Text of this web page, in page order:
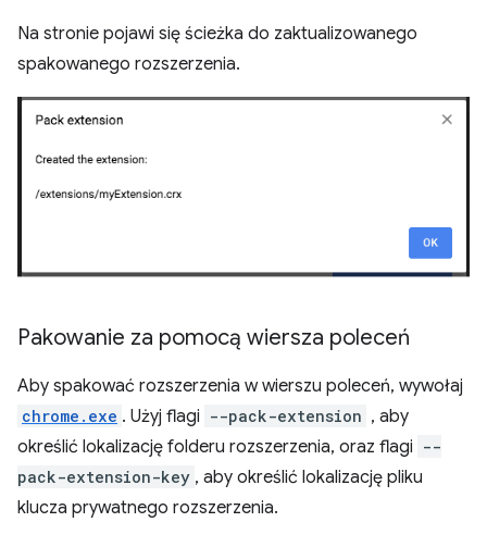
Na stronie pojawi się ścieżka do zaktualizowanego
spakowanego rozszerzenia.
Pakowanie za pomocą wiersza poleceń
Aby spakować rozszerzenia w wierszu poleceń, wywołaj
chrome.exe . Użyj flagi --pack-extension , aby
określić lokalizację folderu rozszerzenia, oraz flagi --
pack-extension-key , aby określić lokalizację pliku
klucza prywatnego rozszerzenia.